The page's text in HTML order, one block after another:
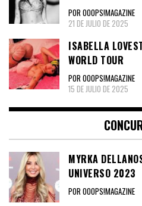
POR OOOPS!MAGAZINE
21 DE JULIO DE 2025
ISABELLA
WORLD TOUR
POR OOOPS!MAGAZINE
15 DE JULIO DE 2025
MYRKA
UNIVERSO 2023
POR OOOPS!MAGAZINE